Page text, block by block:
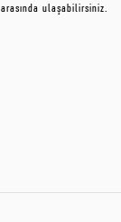
arasında ulaşabilirsiniz.